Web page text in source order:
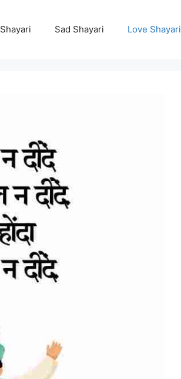
Shayari Sad Shayari Love Shayari